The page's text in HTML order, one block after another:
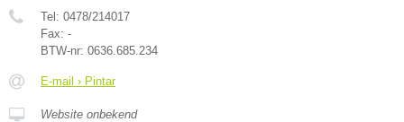
Tel: 0478/214017
Fax: -
BTW-nr: 0636.685.234
E-mail › Pintar
Website onbekend